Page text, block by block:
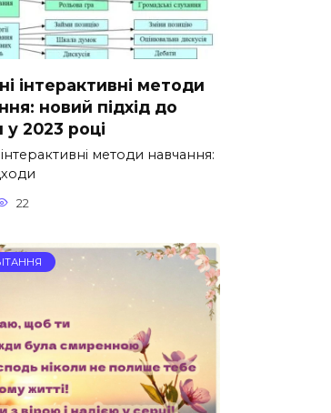
інтерактивні методи
новий підхід до
у 2023 році
інтерактивні методи навчання:
22